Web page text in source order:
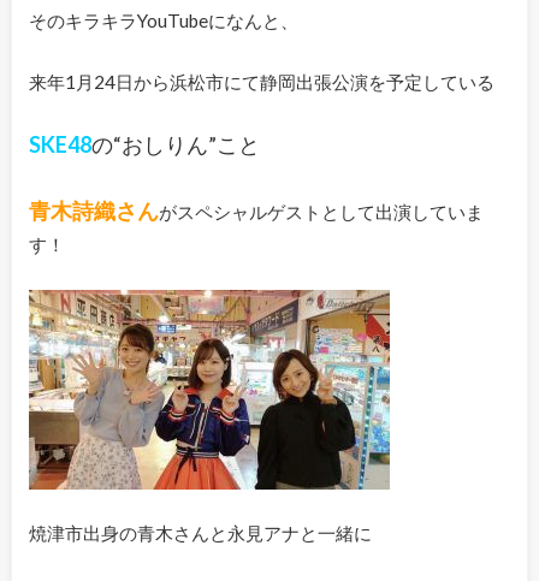
そのキラキラYouTubeになんと、
来年1月24日から浜松市にて静岡出張公演を予定している
SKE48の“おしりん”こと
青木詩織さんがスペシャルゲストとして出演していま
す！
焼津市出身の青木さんと永見アナと一緒に